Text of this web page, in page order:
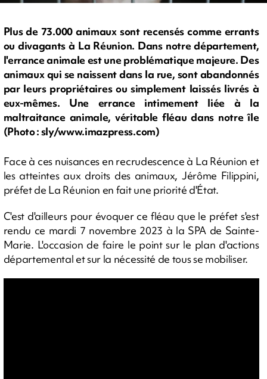
Plus de 73.000 animaux sont recensés comme errants
ou divagants à La Réunion. Dans notre département,
l'errance animale est une problématique majeure. Des
animaux qui se naissent dans la rue, sont abandonnés
par leurs propriétaires ou simplement laissés livrés à
eux-mêmes. Une errance intimement liée à la
maltraitance animale, véritable fléau dans notre île
(Photo : sly/www.imazpress.com)
Face à ces nuisances en recrudescence à La Réunion et
les atteintes aux droits des animaux, Jérôme Filippini,
préfet de La Réunion en fait une priorité d'État.
C'est d'ailleurs pour évoquer ce fléau que le préfet s'est
rendu ce mardi 7 novembre 2023 à la SPA de Sainte-
Marie. L'occasion de faire le point sur le plan d'actions
départemental et sur la nécessité de tous se mobiliser.